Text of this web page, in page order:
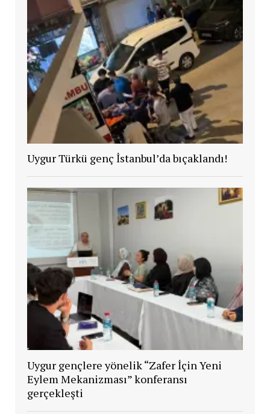
Uygur Türkü genç İstanbul’da bıçaklandı!
Uygur gençlere yönelik “Zafer İçin Yeni
Eylem Mekanizması” konferansı
gerçekleşti